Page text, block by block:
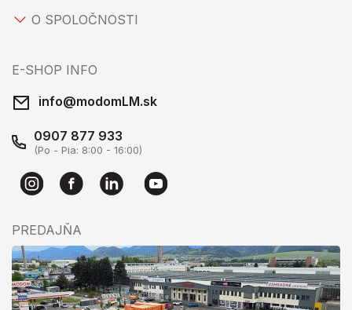
O SPOLOČNOSTI
E-SHOP INFO
info@modomLM.sk
0907 877 933
(Po - Pia: 8:00 - 16:00)
PREDAJŇA